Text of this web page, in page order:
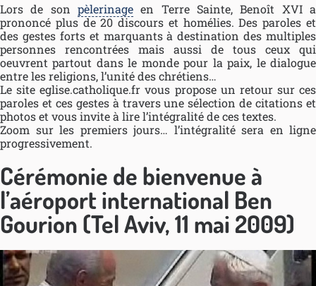
Lors de son pèlerinage en Terre Sainte, Benoît XVI a
prononcé plus de 20 discours et homélies. Des paroles et
des gestes forts et marquants à destination des multiples
personnes rencontrées mais aussi de tous ceux qui
oeuvrent partout dans le monde pour la paix, le dialogue
entre les religions, l’unité des chrétiens…
Le site eglise.catholique.fr vous propose un retour sur ces
paroles et ces gestes à travers une sélection de citations et
photos et vous invite à lire l’intégralité de ces textes.
Zoom sur les premiers jours… l’intégralité sera en ligne
progressivement.
Cérémonie de bienvenue à
l’aéroport international Ben
Gourion (Tel Aviv, 11 mai 2009)